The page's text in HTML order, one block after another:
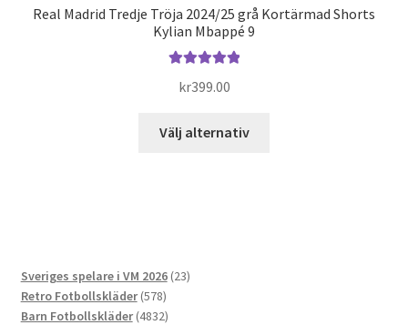
Real Madrid Tredje Tröja 2024/25 grå Kortärmad Shorts
Kylian Mbappé 9
kr399.00
Välj alternativ
Sveriges spelare i VM 2026 2323
Retro Fotbollskläder 578578
produkter
Barn Fotbollskläder 48324832